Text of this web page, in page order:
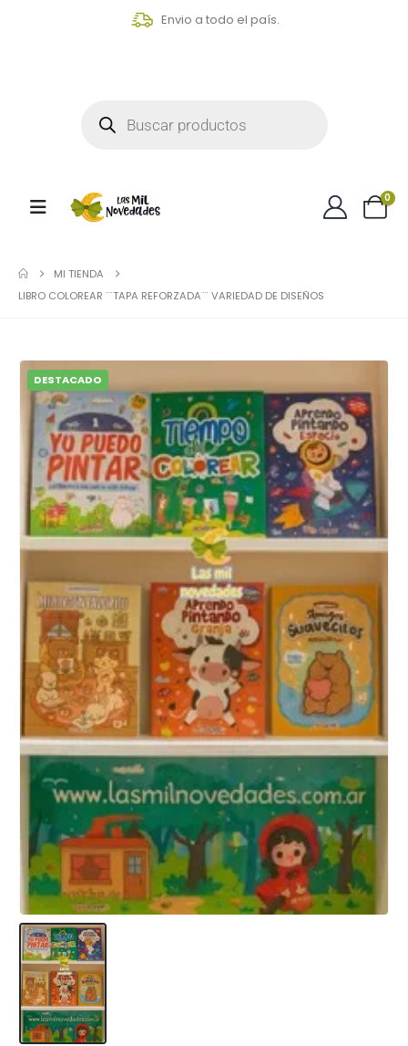
Envio a todo el país.
0
MI TIENDA
LIBRO COLOREAR ¨¨TAPA REFORZADA¨¨ VARIEDAD DE DISEÑOS
DESTACADO